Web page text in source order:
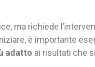
ma richiede
è importante
adatto ai risultati che